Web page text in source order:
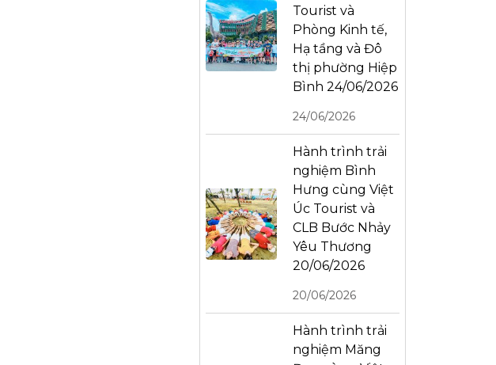
Tourist và
Phòng Kinh tế,
Hạ tầng và Đô
thị phường Hiệp
Bình 24/06/2026
24/06/2026
Hành trình trải
nghiệm Bình
Hưng cùng Việt
Úc Tourist và
CLB Bước Nhảy
Yêu Thương
20/06/2026
20/06/2026
Hành trình trải
nghiệm Măng